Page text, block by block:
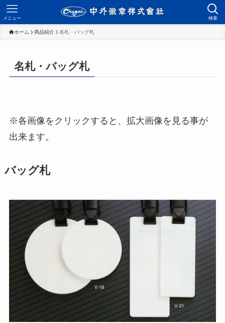
検索
メニュー
ホーム 商品紹介 名札・バッグ札
名札・バッグ札
※各画像をクリックすると、拡大画像を見る事が
出来ます。
バッグ札